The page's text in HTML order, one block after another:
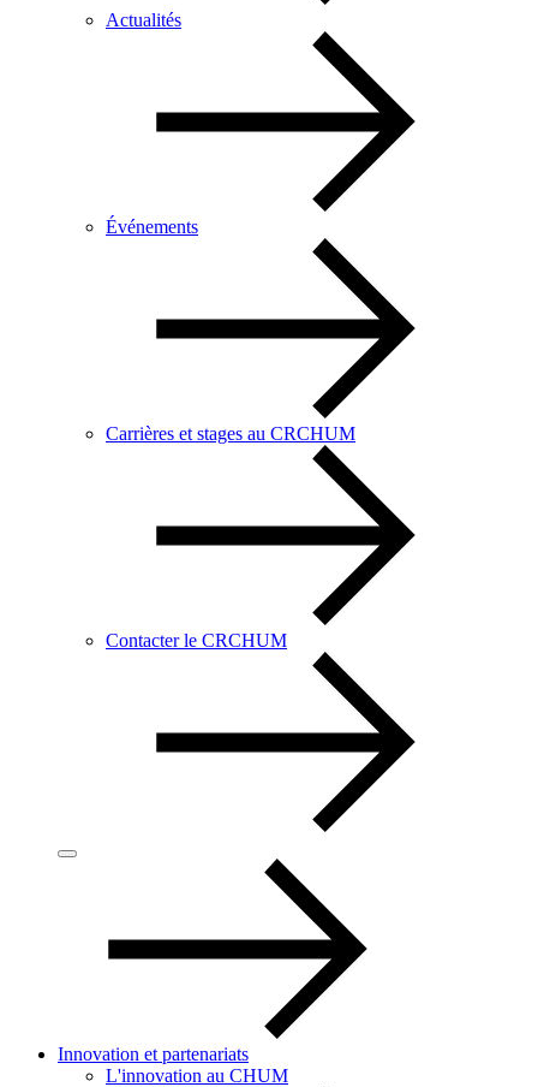
Actualités
Événements
Carrières et stages au CRCHUM
Contacter le CRCHUM
Innovation et partenariats
L'innovation au CHUM